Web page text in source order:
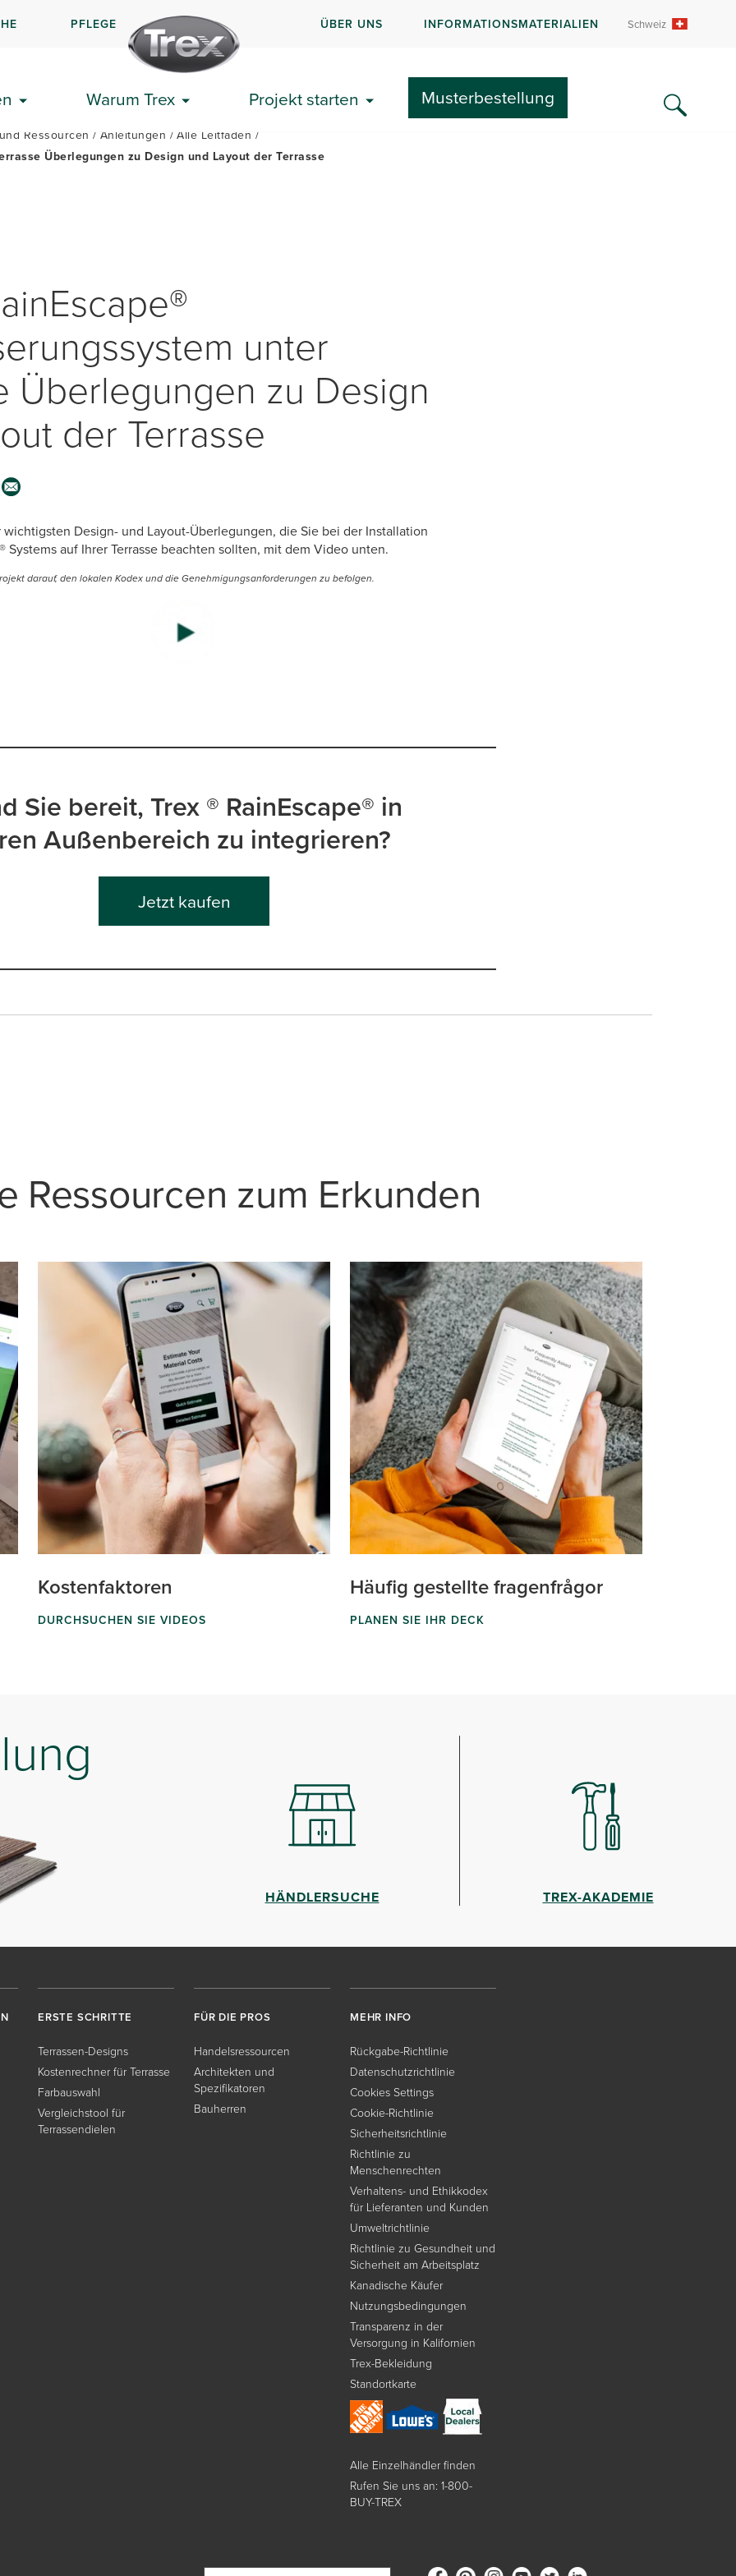
PFLEGE ÜBER UNS INFORMATIONSMATERIALIEN Schweiz
Warum Trex Projekt starten Musterbestellung
ERSTE SCHRITTE LITERATUR UND FAQS
Ressourcen Anleitungen
Alle Leitfäden
Überlegungen zu Design und Layout der Terrasse
unter
Überlegungen zu Design
der Terrasse
Design- und Layout-Überlegungen, die Sie bei der Installation
Systems auf Ihrer Terrasse beachten sollten, mit dem Video unten.
darauf, den lokalen Kodex und die Genehmigungsanforderungen zu befolgen.
Sie bereit, Trex ® RainEscape® in
Außenbereich zu integrieren?
Jetzt kaufen
Ressourcen zum Erkunden
Kostenfaktoren
DURCHSUCHEN SIE VIDEOS
Häufig gestellte fragenfrågor
PLANEN SIE IHR DECK
HÄNDLERSUCHE TREX-AKADEMIE
ERSTE SCHRITTE
Terrassen-Designs
Kostenrechner für Terrasse
Farbauswahl
Vergleichstool für
Terrassendielen
FÜR DIE PROS
Handelsressourcen
Architekten und
Spezifikatoren
Bauherren
MEHR INFO
Rückgabe-Richtlinie
Datenschutzrichtlinie
Cookies Settings
Cookie-Richtlinie
Sicherheitsrichtlinie
Richtlinie zu
Menschenrechten
Verhaltens- und Ethikkodex
für Lieferanten und Kunden
Umweltrichtlinie
Richtlinie zu Gesundheit und
Sicherheit am Arbeitsplatz
Kanadische Käufer
Nutzungsbedingungen
Transparenz in der
Versorgung in Kalifornien
Trex-Bekleidung
Standortkarte
Alle Einzelhändler finden
Rufen Sie uns an: 1-800-
BUY-TREX